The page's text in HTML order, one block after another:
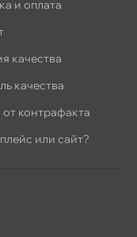
и оплата
качества
качества
контрафакта
или сайт?